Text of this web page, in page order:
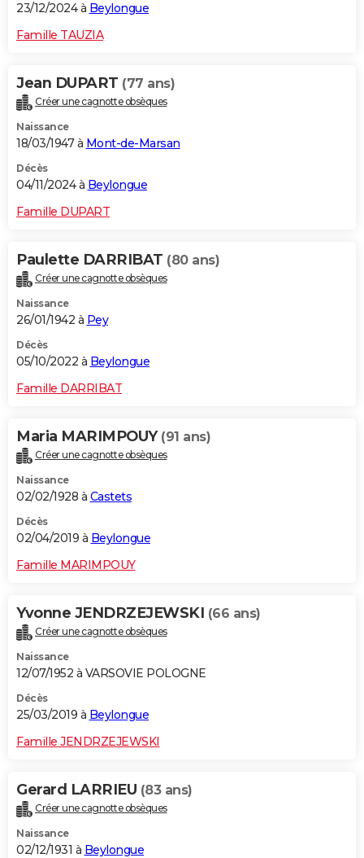
23/12/2024 à Beylongue
Famille TAUZIA
Jean DUPART (77 ans)
Créer une cagnotte obsèques
Naissance
18/03/1947 à Mont-de-Marsan
Décès
04/11/2024 à Beylongue
Famille DUPART
Paulette DARRIBAT (80 ans)
Créer une cagnotte obsèques
Naissance
26/01/1942 à Pey
Décès
05/10/2022 à Beylongue
Famille DARRIBAT
Maria MARIMPOUY (91 ans)
Créer une cagnotte obsèques
Naissance
02/02/1928 à Castets
Décès
02/04/2019 à Beylongue
Famille MARIMPOUY
Yvonne JENDRZEJEWSKI (66 ans)
Créer une cagnotte obsèques
Naissance
12/07/1952 à VARSOVIE POLOGNE
Décès
25/03/2019 à Beylongue
Famille JENDRZEJEWSKI
Gerard LARRIEU (83 ans)
Créer une cagnotte obsèques
Naissance
02/12/1931 à Beylongue